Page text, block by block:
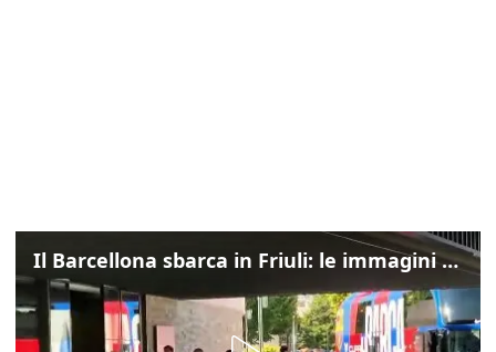
Il Barcellona sbarca in Friuli: le immagini dell'arrivo in albergo